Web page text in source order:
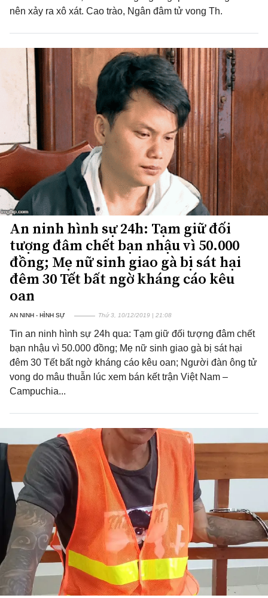
nên xảy ra xô xát. Cao trào, Ngân đâm tử vong Th.
An ninh hình sự 24h: Tạm giữ đối
tượng đâm chết bạn nhậu vì 50.000
đồng; Mẹ nữ sinh giao gà bị sát hại
đêm 30 Tết bất ngờ kháng cáo kêu
oan
AN NINH - HÌNH SỰ Thứ 3, 10/12/2019 | 21:08
Tin an ninh hình sự 24h qua: Tạm giữ đối tượng đâm chết
bạn nhậu vì 50.000 đồng; Mẹ nữ sinh giao gà bị sát hại
đêm 30 Tết bất ngờ kháng cáo kêu oan; Người đàn ông tử
vong do mâu thuẫn lúc xem bán kết trận Việt Nam –
Campuchia...